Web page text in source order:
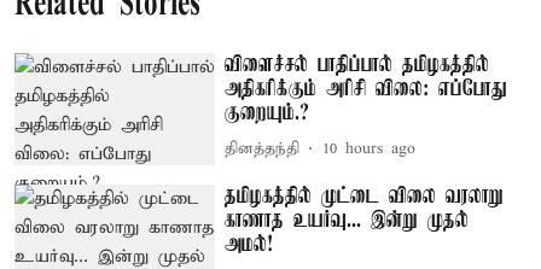
விளைச்சல் பாதிப்பால் தமிழகத்தில்
அதிகரிக்கும் அரிசி விலை: எப்போது
குறையும்.?
தினத்தந்தி 10 hours ago
தமிழகத்தில் முட்டை விலை வரலாறு
காணாத உயர்வு... இன்று முதல்
அமல்!